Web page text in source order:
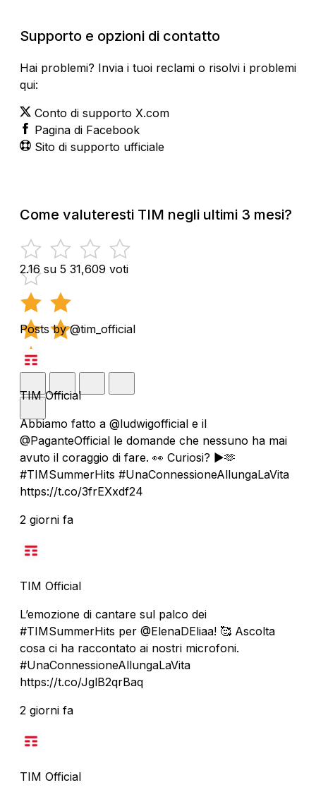
Supporto e opzioni di contatto
Hai problemi? Invia i tuoi reclami o risolvi i problemi
qui:
Conto di supporto X.com
Pagina di Facebook
Sito di supporto ufficiale
Come valuteresti TIM negli ultimi 3 mesi?
2.16 su 5 31,609 voti
Posts by @tim_official
TIM Official
Abbiamo fatto a @ludwigofficial e il
@PaganteOfficial le domande che nessuno ha mai
avuto il coraggio di fare. 👀 Curiosi? ▶️🫶
#TIMSummerHits #UnaConnessioneAllungaLaVita
https://t.co/3frEXxdf24
2 giorni fa
TIM Official
L’emozione di cantare sul palco dei
#TIMSummerHits per @ElenaDEliaa! 🥰 Ascolta
cosa ci ha raccontato ai nostri microfoni.
#UnaConnessioneAllungaLaVita
https://t.co/JglB2qrBaq
2 giorni fa
TIM Official